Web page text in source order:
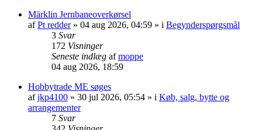
Märklin Jernbaneoverkørsel
afPt redder» 04 aug 2026, 04:59 » i Begynderspørgsmål
3 Svar
172 Visninger
Seneste indlæg afmoppe
04 aug 2026, 18:59
Hobbytrade ME søges
afjkp4100 » 30 jul 2026, 05:54 » i Køb, salg, bytte og
arrangementer
7 Svar